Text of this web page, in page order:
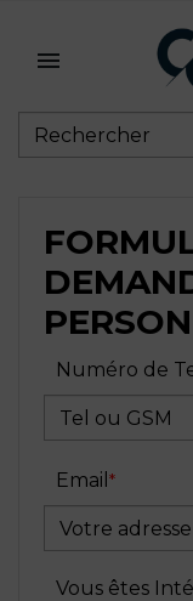

Numéro de
Email
Vous êtes